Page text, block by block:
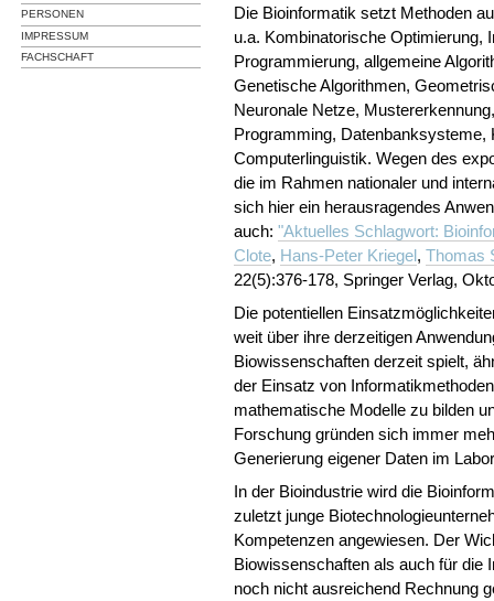
PERSONEN
IMPRESSUM
FACHSCHAFT
Die Bioinformatik setzt Methoden
u.a. Kombinatorische Optimierung,
Programmierung, allgemeine
Genetische Algorithmen,
Neuronale Netze,
Programming,
Computerlinguistik. Wegen des
die im Rahmen nationaler und
sich hier ein herausragendes
auch:"Aktuelles Schlagwort:
Clote, Hans-Peter Kriegel,Thomas
22(5):376-178, Springer Verlag,
Die potentiellen
weit über ihre derzeitigen
Biowissenschaften derzeit spielt,
der Einsatz von
mathematische Modelle zu bilden
Forschung gründen sich immer
Generierung eigener Daten im
In der Bioindustrie wird die
zuletzt junge
Kompetenzen angewiesen. Der
Biowissenschaften als auch für die
noch nicht ausreichend Rechnung